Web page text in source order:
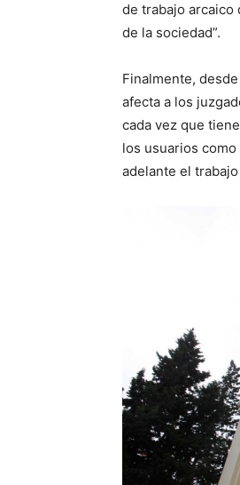
de trabajo arcaico
de la sociedad”.
Finalmente,
afecta a los
cada vez que
los usuarios
adelante el